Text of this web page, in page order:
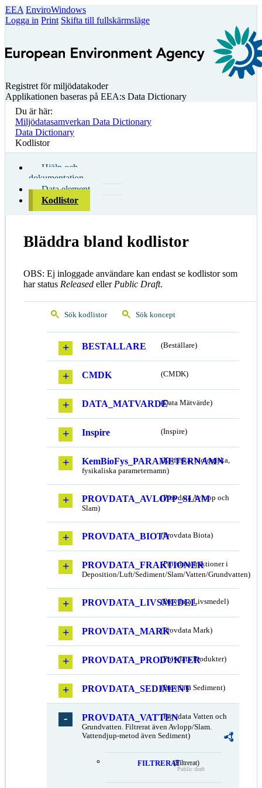
EEA EnviroWindows
Logga in Print Skifta till fullskärmsläge
Registret för miljödatakoder
Applikationen baseras på EEA:s Data Dictionary
Du är här:
Miljödatasamverkan Data Dictionary
Data Dictionary
Kodlistor
Hjälp och
dokumentation
Data element
Kodlistor
Bläddra bland kodlistor
OBS: Ej inloggade användare kan endast se kodlistor som
har status Released eller Public Draft.
Sök kodlistor Sök koncept
BESTALLARE (Beställare)
CMDK (CMDK)
DATA_MATVARDE(Data Mätvärde)
Inspire (Inspire)
KemBioFys_PARAMETERNAMN
(Kemiska, biologiska,
fysikaliska parameternamn)
PROVDATA_AVLOPP_SLAM
(Provdata Avlopp och
Slam)
PROVDATA_BIOTA(Provdata Biota)
PROVDATA_FRAKTIONER
(Provdata fraktioner i
Deposition/Luft/Sediment/Slam/Vatten/Grundvatten)
PROVDATA_LIVSMEDEL
(Provdata Livsmedel)
PROVDATA_MARK(Provdata Mark)
PROVDATA_PRODUKTER
(Provdata Produkter)
PROVDATA_SEDIMENT(Provdata Sediment)
PROVDATA_VATTEN(Provdata Vatten och
Grundvatten. Filtrerat även Avlopp/Slam.
Vattendjup-metod även Sediment)
FILTRERAT(Filtrerat)
Public draft